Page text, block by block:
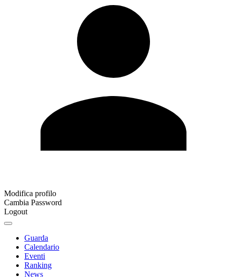
Modifica profilo
Cambia Password
Logout
Guarda
Calendario
Eventi
Ranking
News